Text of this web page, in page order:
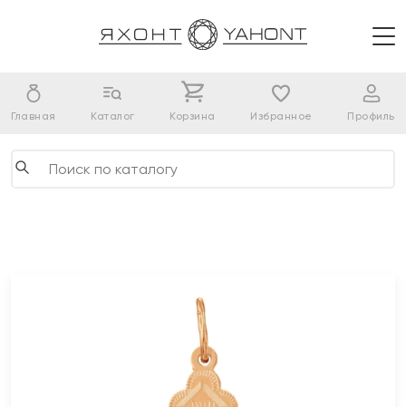
Главная Каталог Корзина Избранное Профиль